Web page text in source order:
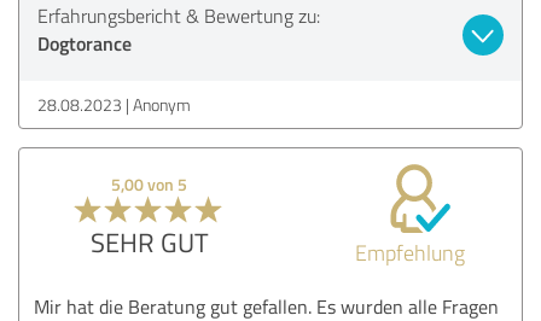
Erfahrungsbericht & Bewertung zu:
Dogtorance
28.08.2023 Anonym
5,00 von 5
SEHR GUT Empfehlung
Mir hat die Beratung gut gefallen. Es wurden alle Fragen